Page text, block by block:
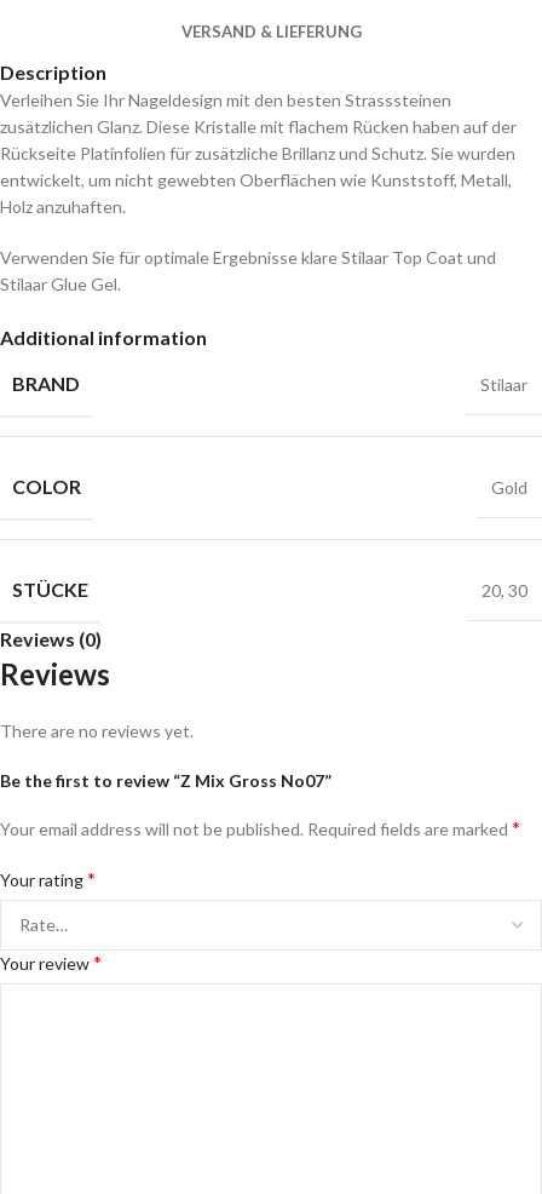
VERSAND & LIEFERUNG
Description
Verleihen Sie Ihr Nageldesign mit den besten Strasssteinen
zusätzlichen Glanz. Diese Kristalle mit flachem Rücken haben auf der
Rückseite Platinfolien für zusätzliche Brillanz und Schutz. Sie wurden
entwickelt, um nicht gewebten Oberflächen wie Kunststoff, Metall,
Holz anzuhaften.
Verwenden Sie für optimale Ergebnisse klare Stilaar Top Coat und
Stilaar Glue Gel.
Additional information
BRAND
Stilaar
COLOR Gold
STÜCKE 20, 30
Reviews (0)
Reviews
There are no reviews yet.
Be the first to review “Z Mix Gross No07”
Your email address will not be published. Required fields are marked *
Your rating*
Your review*